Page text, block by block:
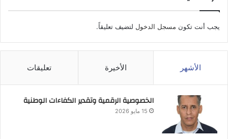
يجب أنت تكون مسجل الدخول لتضيف تعليقاً.
الأشهر الأخيرة تعليقات
الخصوصية الرقمية وتقدير الكفاءات الوطنية
15 مايو 2026